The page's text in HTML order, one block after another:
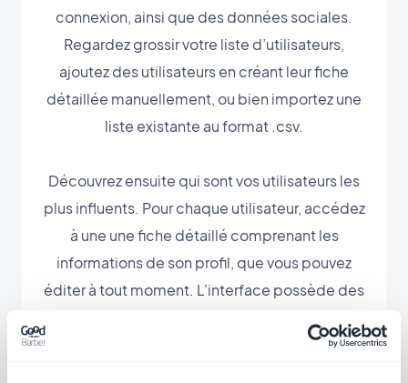
connexion, ainsi que des données sociales.
Regardez grossir votre liste d’utilisateurs,
ajoutez des utilisateurs en créant leur fiche
détaillée manuellement, ou bien importez une
liste existante au format .csv.
Découvrez ensuite qui sont vos utilisateurs les
plus influents. Pour chaque utilisateur, accédez
à une une fiche détaillé comprenant les
informations de son profil, que vous pouvez
éditer à tout moment. L'interface possède des
des tris avancés en fonction des groupes, de la